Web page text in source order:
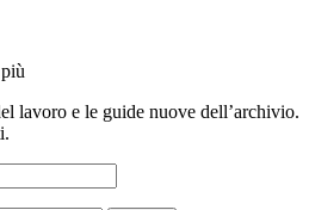
lavoro e le guide nuove dell’archivio.